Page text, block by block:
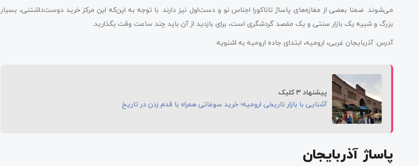
می‌شوند. ضمنا بعضی از مغازه‌های پاساژ تاناکورا اجناس نو و دست‌اول نیز دارند. با توجه به این‌که این مرکز خرید دوست‌داشتنی، بسیار
بزرگ و شبیه یک بازار سنتی و یک مقصد گردشگری است، برای بازدید از آن باید چند ساعت وقت بگذارید.
آدرس: آذربایجان غربی، ارومیه، ابتدای جاده ارومیه به اشنویه.
پیشنهاد 3 کلیک
آشنایی با بازار تاریخی ارومیه؛ خرید سوغاتی همراه با قدم زدن در تاریخ
پاساژ آذربایجان